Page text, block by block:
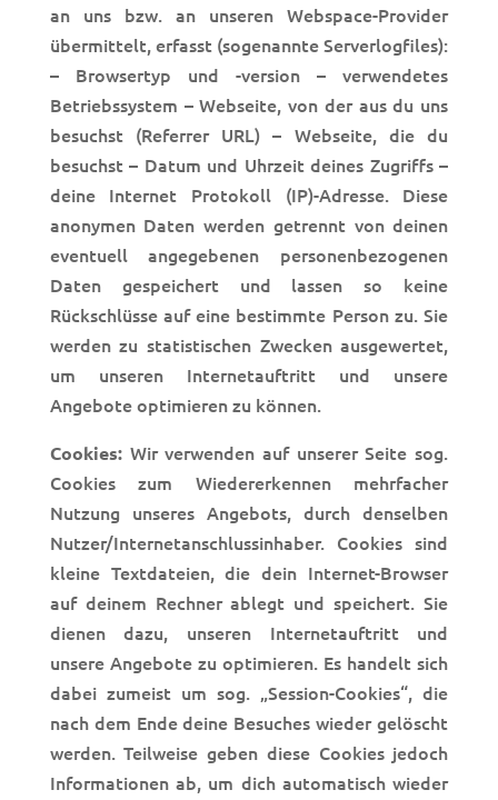
an uns bzw. an unseren Webspace-Provider
übermittelt, erfasst (sogenannte Serverlogfiles):
– Browsertyp und -version – verwendetes
Betriebssystem – Webseite, von der aus du uns
besuchst (Referrer URL) – Webseite, die du
besuchst – Datum und Uhrzeit deines Zugriffs –
deine Internet Protokoll (IP)-Adresse. Diese
anonymen Daten werden getrennt von deinen
eventuell angegebenen personenbezogenen
Daten gespeichert und lassen so keine
Rückschlüsse auf eine bestimmte Person zu. Sie
werden zu statistischen Zwecken ausgewertet,
um unseren Internetauftritt und unsere
Angebote optimieren zu können.
Cookies:Wir verwenden auf unserer Seite sog.
Cookies zum Wiedererkennen mehrfacher
Nutzung unseres Angebots, durch denselben
Nutzer/Internetanschlussinhaber. Cookies sind
kleine Textdateien, die dein Internet-Browser
auf deinem Rechner ablegt und speichert. Sie
dienen dazu, unseren Internetauftritt und
unsere Angebote zu optimieren. Es handelt sich
dabei zumeist um sog. „Session-Cookies“, die
nach dem Ende deine Besuches wieder gelöscht
werden. Teilweise geben diese Cookies jedoch
Informationen ab, um dich automatisch wieder